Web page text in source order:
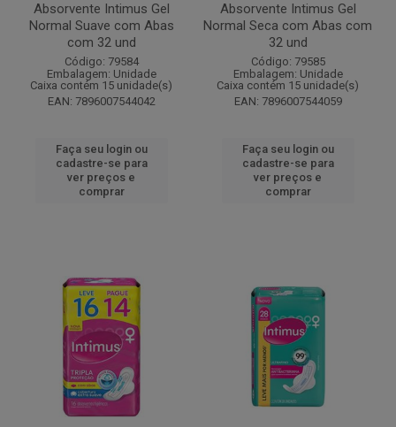
Absorvente Intimus Gel
Normal Suave com Abas
com 32 und
Código: 79584
Embalagem: Unidade
Caixa contém 15 unidade(s)
EAN: 7896007544042
Faça seu login ou
cadastre-se para
ver preços e
comprar
Absorvente Intimus Gel
Normal Seca com Abas com
32 und
Código: 79585
Embalagem: Unidade
Caixa contém 15 unidade(s)
EAN: 7896007544059
Faça seu login ou
cadastre-se para
ver preços e
comprar